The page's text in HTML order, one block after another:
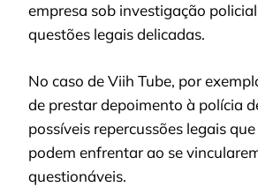
empresa sob investigação
questões legais delicadas.
No caso de Viih Tube, por
de prestar depoimento à polícia
possíveis repercussões legais
podem enfrentar ao se
questionáveis.